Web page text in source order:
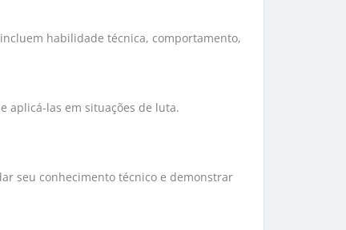
habilidade técnica, comportamento,
aplicá-las em situações de luta.
seu conhecimento técnico e demonstrar